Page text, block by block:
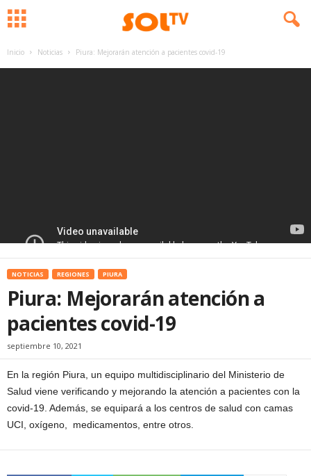
Inicio Noticias Piura: Mejorarán atención a pacientes covid-19
NOTICIAS REGIONES PIURA
Piura: Mejorarán atención a
pacientes covid-19
septiembre 10, 2021
En la región Piura, un equipo multidisciplinario del Ministerio de
Salud viene verificando y mejorando la atención a pacientes con la
covid-19. Además, se equipará a los centros de salud con camas
UCI, oxígeno,
medicamentos, entre otros.